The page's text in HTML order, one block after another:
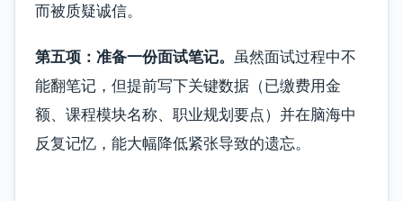
而被质疑诚信。
第五项：准备一份面试笔记。 虽然面试过程中不
能翻笔记，但提前写下关键数据（已缴费用金
额、课程模块名称、职业规划要点）并在脑海中
反复记忆，能大幅降低紧张导致的遗忘。